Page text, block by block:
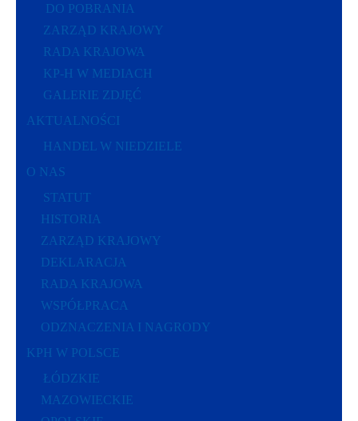
DO POBRANIA
ZARZĄD KRAJOWY
RADA KRAJOWA
KP-H W MEDIACH
GALERIE ZDJĘĆ
AKTUALNOŚCI
HANDEL W NIEDZIELE
O NAS
STATUT
HISTORIA
ZARZĄD KRAJOWY
DEKLARACJA
RADA KRAJOWA
WSPÓŁPRACA
ODZNACZENIA I NAGRODY
KPH W POLSCE
ŁÓDZKIE
MAZOWIECKIE